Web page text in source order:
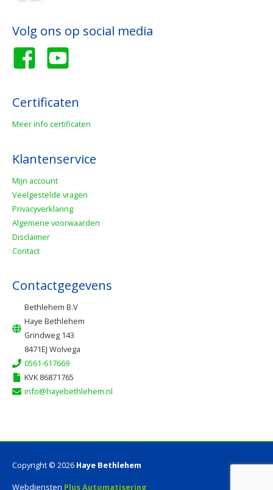
Volg ons op social media
Certificaten
Meer info certificaten
Klantenservice
Mijn account
Veelgestelde vragen
Privacyverklaring
Algemene voorwaarden
Disclaimer
Contact
Contactgegevens
Bethlehem B.V
Haye Bethlehem
Grindweg 143
8471EJ Wolvega
0561-617669
KVK 86871765
info@hayebethlehem.nl
Copyright © 2026 Haye Bethlehem
Webdiensten Plus Automatisering